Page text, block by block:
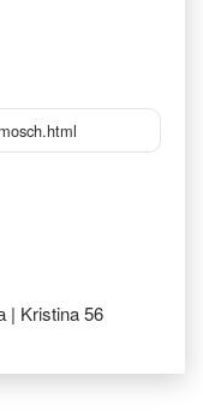
| Kristina 56